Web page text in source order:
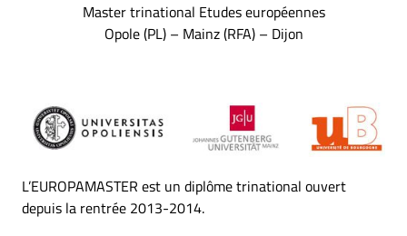
Master trinational Etudes européennes
Opole (PL) – Mainz (RFA) – Dijon
L’EUROPAMASTER est un diplôme trinational ouvert
depuis la rentrée 2013-2014.